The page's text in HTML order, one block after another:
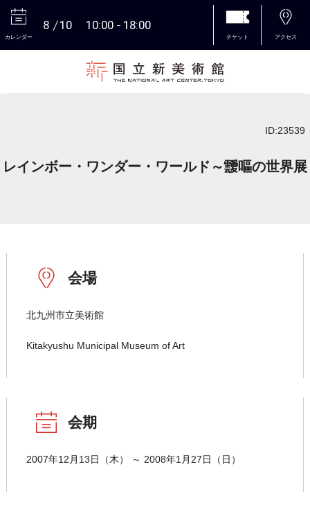
カレンダー
8 10 10:00 18:00
チケット アクセス
ID:23539
レインボー・ワンダー・ワールド～靉嘔の世界展
会場
北九州市立美術館
Kitakyushu Municipal Museum of Art
会期
2007年12月13日（木） ～ 2008年1月27日（日）